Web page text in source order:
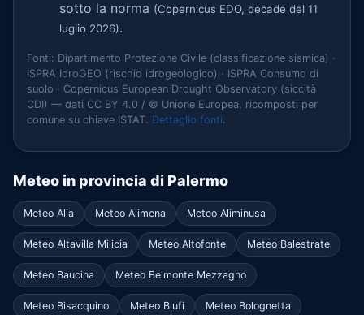
sotto la norma (Copernicus EDO, decade del 11
luglio 2026).
Fonti: Dipartimento Protezione Civile (classificazione sismica) ·
ISPRA IdroGEO (rischio idrogeologico) · ISPRA Consumo di
suolo · Copernicus European Drought Observatory (siccità
CDI) — dati CC BY 4.0 / © Unione Europea, ricomposti per
comune su chiave ISTAT. Dettaglio fonti.
Meteo in provincia di Palermo
Meteo Alia Meteo Alimena Meteo Aliminusa
Meteo Altavilla Milicia Meteo Altofonte Meteo Balestrate
Meteo Baucina Meteo Belmonte Mezzagno
Meteo Bisacquino Meteo Blufi Meteo Bolognetta